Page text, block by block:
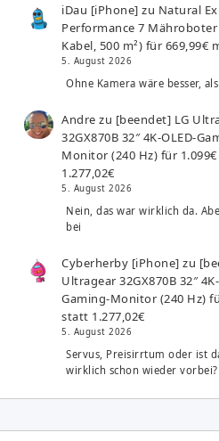
iDau [iPhone] zu Natural
Performance 7
Kabel, 500 m²) für 669,99€
5. August 2026
Ohne Kamera wäre besser,
Andre zu [beendet] LG
32GX870B 32″ 4K-OLED-
Monitor (240 Hz) für
1.277,02€
5. August 2026
Nein, das war wirklich da.
bei
Cyberherby [iPhone] zu
Ultragear 32GX870B 32″
Gaming-Monitor (240 Hz)
statt 1.277,02€
5. August 2026
Servus, Preisirrtum oder ist
wirklich schon wieder vorbei?